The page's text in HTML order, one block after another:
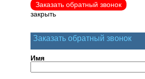
Заказать обратный звонок
закрыть
Заказать обратный звонок
Имя